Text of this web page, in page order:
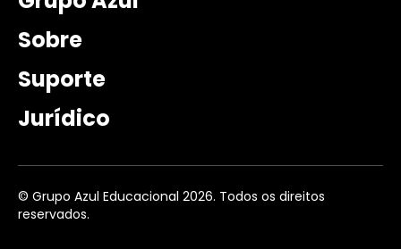
Sobre
Suporte
Jurídico
© Grupo Azul Educacional 2026. Todos os direitos
reservados.